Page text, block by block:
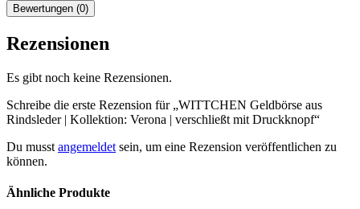
Bewertungen (0)
Rezensionen
Es gibt noch keine Rezensionen.
Schreibe die erste Rezension für „WITTCHEN Geldbörse aus
Rindsleder | Kollektion: Verona | verschließt mit Druckknopf“
Du musst angemeldet sein, um eine Rezension veröffentlichen zu
können.
Ähnliche Produkte